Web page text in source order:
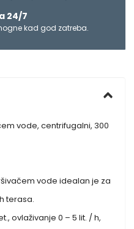
24/7
kad god zatreba.
vode, centrifugalni, 300
vode idealan je za
terasa.
ovlaživanje 0 – 5 lit. / h,